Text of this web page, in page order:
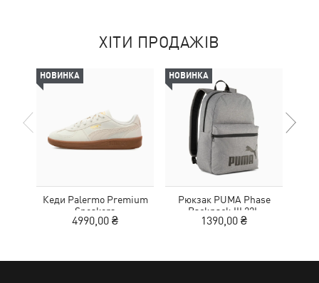
ХІТИ ПРОДАЖІВ
НОВИНКА
Кеди Palermo Premium
Sneakers
4990,00 ₴
НОВИНКА
Рюкзак PUMA Phase
Backpack III 22L
1390,00 ₴